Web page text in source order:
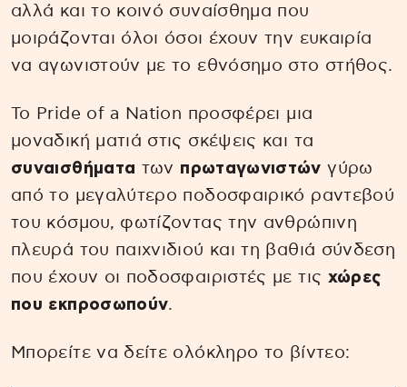
αλλά και το κοινό συναίσθημα που
μοιράζονται όλοι όσοι έχουν την ευκαιρία
να αγωνιστούν με το εθνόσημο στο στήθος.
Το Pride of a Nation προσφέρει μια
μοναδική ματιά στις σκέψεις και τα
συναισθήματα των πρωταγωνιστών γύρω
από το μεγαλύτερο ποδοσφαιρικό ραντεβού
του κόσμου, φωτίζοντας την ανθρώπινη
πλευρά του παιχνιδιού και τη βαθιά σύνδεση
που έχουν οι ποδοσφαιριστές με τις χώρες
που εκπροσωπούν.
Μπορείτε να δείτε ολόκληρο το βίντεο: